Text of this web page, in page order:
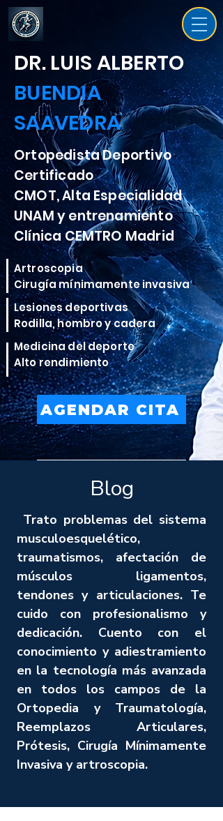
DR. LUIS ALBERTO
BUENDIA
SAAVEDRA
Ortopedista Deportivo
Certificado
CMOT, Alta Especialidad
UNAM y entrenamiento
Clínica CEMTRO Madrid
Artroscopia
Cirugía mínimamente invasiva
Lesiones deportivas
Rodilla, hombro y cadera
Medicina del deporte
Alto rendimiento
AGENDAR CITA
Blog
Trato problemas del sistema
musculoesquelético,
traumatismos, afectación de
músculos ligamentos,
tendones y articulaciones. Te
cuido con profesionalismo y
dedicación. Cuento con el
conocimiento y adiestramiento
en la tecnología más avanzada
en todos los campos de la
Ortopedia y Traumatología,
Reemplazos Articulares,
Prótesis, Cirugía Mínimamente
Invasiva y artroscopia.